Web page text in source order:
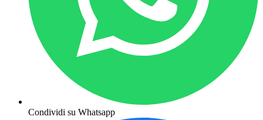
Condividi su Whatsapp